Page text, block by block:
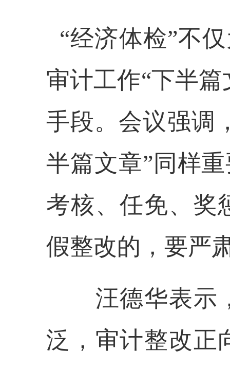
“经济体检”不
审计工作“下半
手段。会议强调
半篇文章”同样
考核、任免、奖
假整改的，要严
汪德华表示，
泛，审计整改正